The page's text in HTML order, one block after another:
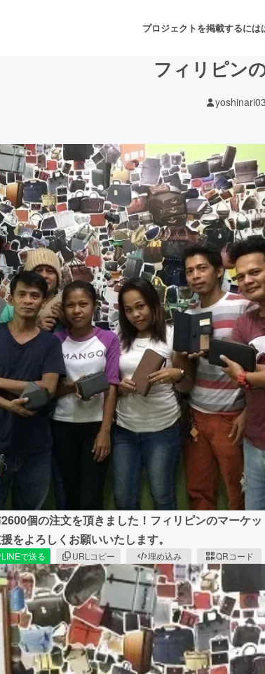
プロジェクトを掲載するには
音楽
ジェット ゲーム・サービス開発
書籍・雑誌出版
チャレンジ
活性化
CAMPFIRE for Social
CAMPFIREふるさと納
フィリピン
yoshinari03
個の注文を頂きました！フィリピンのマーケ
をよろしくお願いいたします。
LINEで送る URLコピー 埋め込み QRコード